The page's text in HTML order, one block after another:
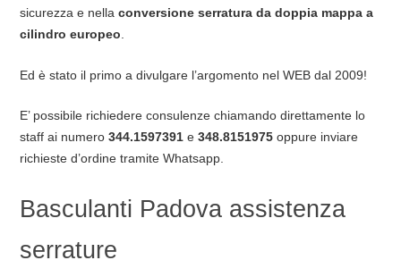
sicurezza e nella conversione serratura da doppia mappa a
cilindro europeo
Ed è stato il primo a divulgare l’argomento nel WEB dal 2009!
E’ possibile richiedere consulenze chiamando direttamente lo
staff ai numero 344.1597391e 348.8151975oppure inviare
richieste d’ordine tramite Whatsapp.
Basculanti Padova assistenza
serrature